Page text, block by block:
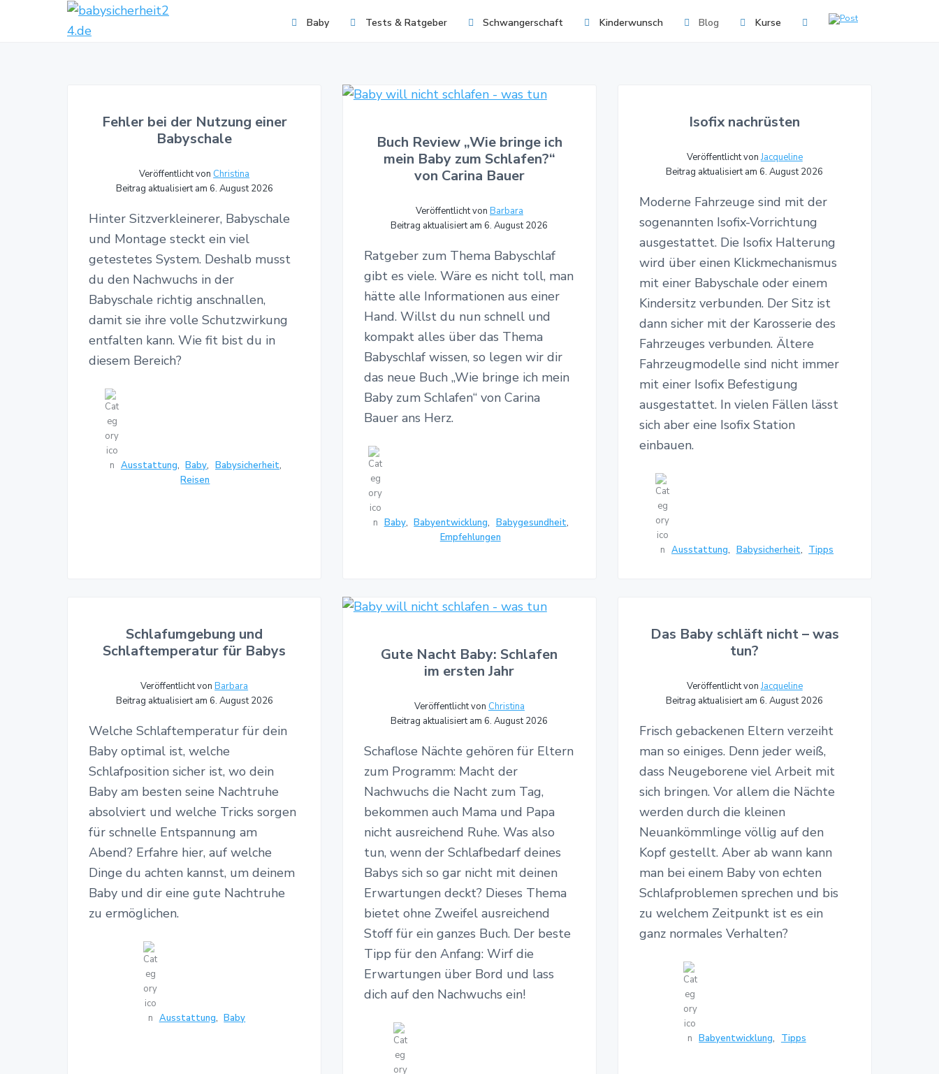
Baby Tests & Ratgeber Schwangerschaft Kinderwunsch Blog Kurse
Fehler bei der Nutzung einer
Babyschale
Veröffentlicht von Christina
Beitrag aktualisiert am 6. August 2026
Hinter Sitzverkleinerer, Babyschale
und Montage steckt ein viel
getestetes System. Deshalb musst
du den Nachwuchs in der
Babyschale richtig anschnallen,
damit sie ihre volle Schutzwirkung
entfalten kann. Wie fit bist du in
diesem Bereich?
Ausstattung, Baby, Babysicherheit,
Reisen
Buch Review „Wie bringe ich
mein Baby zum Schlafen?“
von Carina Bauer
Veröffentlicht von Barbara
Beitrag aktualisiert am 6. August 2026
Ratgeber zum Thema Babyschlaf
gibt es viele. Wäre es nicht toll, man
hätte alle Informationen aus einer
Hand. Willst du nun schnell und
kompakt alles über das Thema
Babyschlaf wissen, so legen wir dir
das neue Buch „Wie bringe ich mein
Baby zum Schlafen“ von Carina
Bauer ans Herz.
Baby, Babyentwicklung, Babygesundheit,
Empfehlungen
Isofix nachrüsten
Veröffentlicht vonJacqueline
Beitrag aktualisiert am 6. August 2026
Moderne Fahrzeuge sind mit der
sogenannten Isofix-Vorrichtung
ausgestattet. Die Isofix Halterung
wird über einen Klickmechanismus
mit einer Babyschale oder einem
Kindersitz verbunden. Der Sitz ist
dann sicher mit der Karosserie des
Fahrzeuges verbunden. Ältere
Fahrzeugmodelle sind nicht immer
mit einer Isofix Befestigung
ausgestattet. In vielen Fällen lässt
sich aber eine Isofix Station
einbauen.
Ausstattung, Babysicherheit, Tipps
Schlafumgebung und
Schlaftemperatur für Babys
Veröffentlicht vonBarbara
Beitrag aktualisiert am 6. August 2026
Welche Schlaftemperatur für dein
Baby optimal ist, welche
Schlafposition sicher ist, wo dein
Baby am besten seine Nachtruhe
absolviert und welche Tricks sorgen
für schnelle Entspannung am
Abend? Erfahre hier, auf welche
Dinge du achten kannst, um deinem
Baby und dir eine gute Nachtruhe
zu ermöglichen.
Ausstattung, Baby
Gute Nacht Baby: Schlafen
im ersten Jahr
Veröffentlicht von Christina
Beitrag aktualisiert am 6. August 2026
Schaflose Nächte gehören für Eltern
zum Programm: Macht der
Nachwuchs die Nacht zum Tag,
bekommen auch Mama und Papa
nicht ausreichend Ruhe. Was also
tun, wenn der Schlafbedarf deines
Babys sich so gar nicht mit deinen
Erwartungen deckt? Dieses Thema
bietet ohne Zweifel ausreichend
Stoff für ein ganzes Buch. Der beste
Tipp für den Anfang: Wirf die
Erwartungen über Bord und lass
dich auf den Nachwuchs ein!
Das Baby schläft nicht – was
tun?
Veröffentlicht vonJacqueline
Beitrag aktualisiert am 6. August 2026
Frisch gebackenen Eltern verzeiht
man so einiges. Denn jeder weiß,
dass Neugeborene viel Arbeit mit
sich bringen. Vor allem die Nächte
werden durch die kleinen
Neuankömmlinge völlig auf den
Kopf gestellt. Aber ab wann kann
man bei einem Baby von echten
Schlafproblemen sprechen und bis
zu welchem Zeitpunkt ist es ein
ganz normales Verhalten?
Babyentwicklung, Tipps